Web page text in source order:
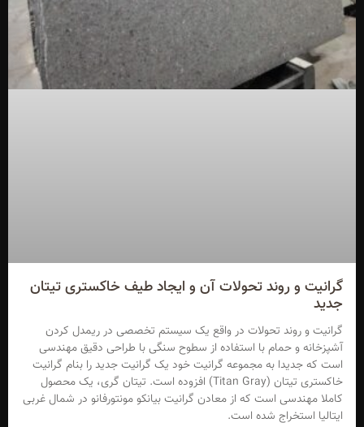
گرانیت و روند تحولات آن و ایجاد طیف خاکستری تیتان
جدید
گرانیت و روند تحولات در واقع یک سیستم تخصصی در ریمدل کردن
آشپزخانه و حمام با استفاده از سطوح سنگی با طراحی دقیق مهندسی
است که جدیدا به مجموعه گرانیت خود یک گرانیت جدید را بنام گرانیت
خاکستری تیتان (Titan Gray) افزوده است. تیتان گری، یک محصول
کاملا مهندسی است که از معادن گرانیت بیانکو مونتورفانو در شمال غربی
ایتالیا استخراج شده است.